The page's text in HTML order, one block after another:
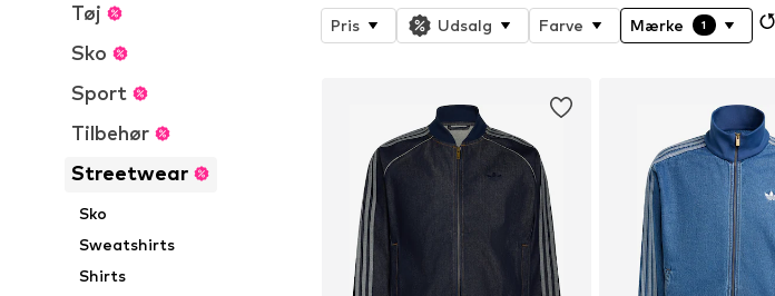
Tøj
Sko
Sport
Tilbehør
Streetwear
Sko
Sweatshirts
Shirts
Pris Udsalg Farve Mærke 1